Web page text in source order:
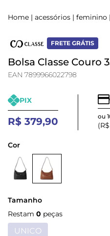
Home | acessórios | feminino |
FRETE GRÁTIS
Bolsa Classe Couro
EAN 7899966022798
PIX
R$ 379,90 ou
Cor
Tamanho
Restam 0 peças
UNICO